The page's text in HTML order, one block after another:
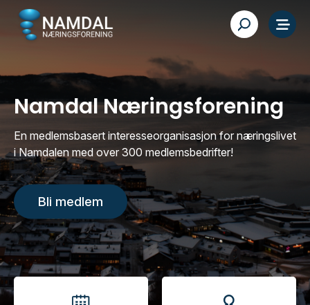
Namdal Næringsforening
En medlemsbasert interesseorganisasjon for næringslivet
i Namdalen med over 300 medlemsbedrifter!
Bli medlem